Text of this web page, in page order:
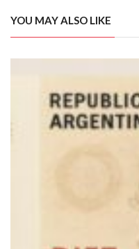
YOU MAY ALSO LIKE